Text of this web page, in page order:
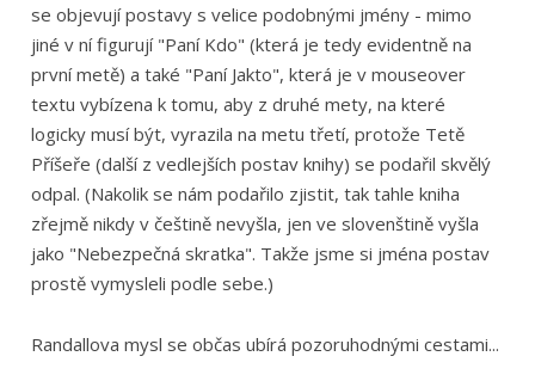
se objevují postavy s velice podobnými jmény - mimo
jiné v ní figurují "Paní Kdo" (která je tedy evidentně na
první metě) a také "Paní Jakto", která je v mouseover
textu vybízena k tomu, aby z druhé mety, na které
logicky musí být, vyrazila na metu třetí, protože Tetě
Příšeře (další z vedlejších postav knihy) se podařil skvělý
odpal. (Nakolik se nám podařilo zjistit, tak tahle kniha
zřejmě nikdy v češtině nevyšla, jen ve slovenštině vyšla
jako "Nebezpečná skratka". Takže jsme si jména postav
prostě vymysleli podle sebe.)
Randallova mysl se občas ubírá pozoruhodnými cestami...